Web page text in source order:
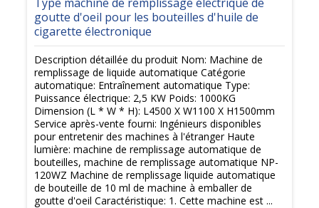
goutte d'oeil pour les bouteilles d'huile de
cigarette électronique
Description détaillée du produit Nom: Machine de
remplissage de liquide automatique Catégorie
automatique: Entraînement automatique Type:
Puissance électrique: 2,5 KW Poids: 1000KG
Dimension (L * W * H): L4500 X W1100 X H1500mm
Service après-vente fourni: Ingénieurs disponibles
pour entretenir des machines à l'étranger Haute
lumière: machine de remplissage automatique de
bouteilles, machine de remplissage automatique NP-
120WZ Machine de remplissage liquide automatique
de bouteille de 10 ml de machine à emballer de
goutte d'oeil Caractéristique: 1. Cette machine est ...